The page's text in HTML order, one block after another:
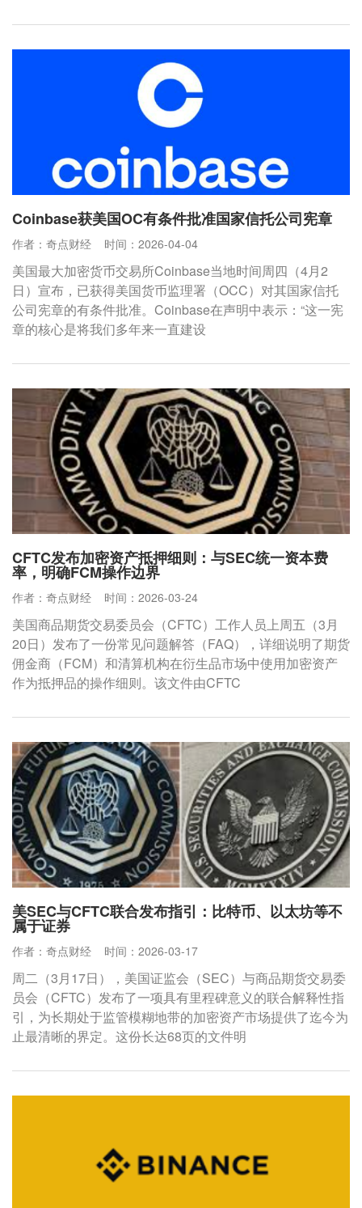
Coinbase获美国OC有条件批准国家信托公司宪章
作者：奇点财经 时间：2026-04-04
美国最大加密货币交易所Coinbase当地时间周四（4月2
日）宣布，已获得美国货币监理署（OCC）对其国家信托
公司宪章的有条件批准。Coinbase在声明中表示：“这一宪
章的核心是将我们多年来一直建设
CFTC发布加密资产抵押细则：与SEC统一资本费
率，明确FCM操作边界
作者：奇点财经 时间：2026-03-24
美国商品期货交易委员会（CFTC）工作人员上周五（3月
20日）发布了一份常见问题解答（FAQ），详细说明了期货
佣金商（FCM）和清算机构在衍生品市场中使用加密资产
作为抵押品的操作细则。该文件由CFTC
美SEC与CFTC联合发布指引：比特币、以太坊等不
属于证券
作者：奇点财经 时间：2026-03-17
周二（3月17日），美国证监会（SEC）与商品期货交易委
员会（CFTC）发布了一项具有里程碑意义的联合解释性指
引，为长期处于监管模糊地带的加密资产市场提供了迄今为
止最清晰的界定。这份长达68页的文件明